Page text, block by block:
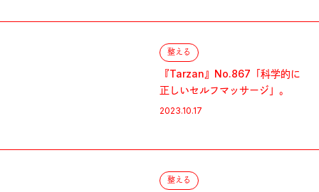
整える
『Tarzan』No.867「科学的に
正しいセルフマッサージ」。
2023.10.17
整える